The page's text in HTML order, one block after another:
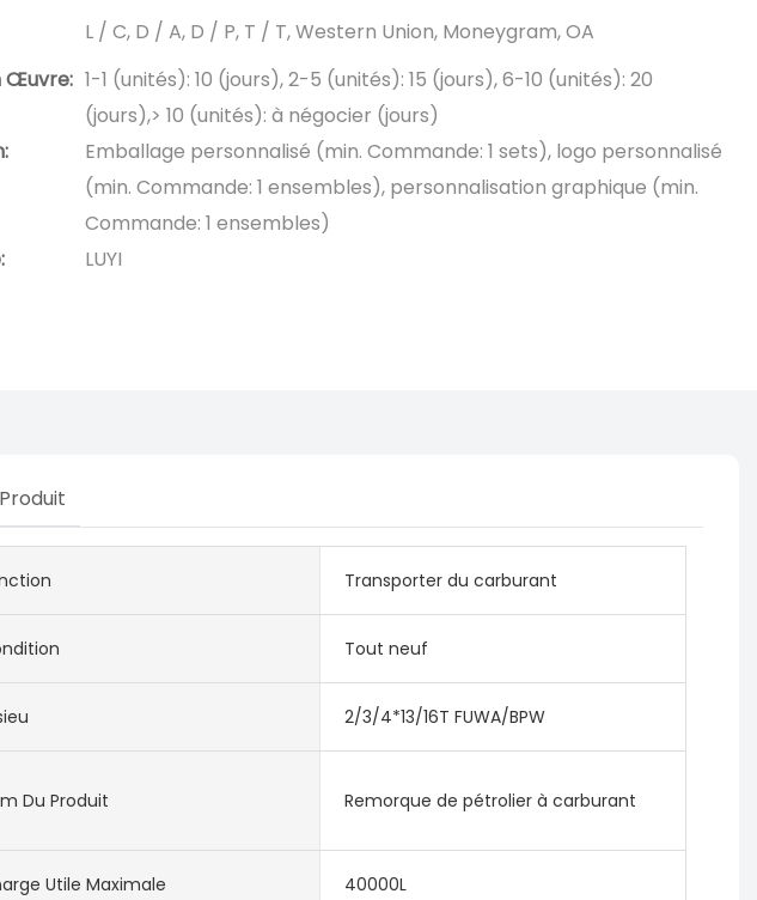
L / C, D / A, D / P, T / T, Western Union, Moneygram, OA
Œuvre: 1-1 (unités): 10 (jours), 2-5 (unités): 15 (jours), 6-10 (unités): 20
(jours),> 10 (unités): à négocier (jours)
Emballage personnalisé (min. Commande: 1 sets), logo personnalisé
(min. Commande: 1 ensembles), personnalisation graphique (min.
Commande: 1 ensembles)
LUYI
Transporter du carburant
Tout neuf
2/3/4*13/16T FUWA/BPW
Du Produit Remorque de pétrolier à carburant
Utile Maximale 40000L